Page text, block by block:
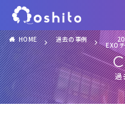
HOME 過去の事例
EXO
過